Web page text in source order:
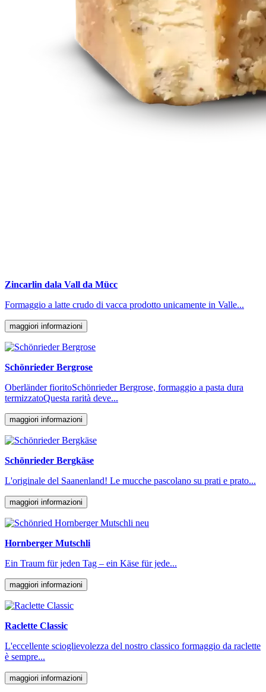
Zincarlin dala Vall da Mücc
Formaggio a latte crudo di vacca prodotto unicamente in Valle...
maggiori informazioni
Schönrieder Bergrose
Oberländer fioritoSchönrieder Bergrose, formaggio a pasta dura
termizzatoQuesta rarità deve...
maggiori informazioni
Schönrieder Bergkäse
L'originale del Saanenland! Le mucche pascolano su prati e prato...
maggiori informazioni
Hornberger Mutschli
Ein Traum für jeden Tag – ein Käse für jede...
maggiori informazioni
Raclette Classic
L'eccellente scioglievolezza del nostro classico formaggio da raclette
è sempre...
maggiori informazioni